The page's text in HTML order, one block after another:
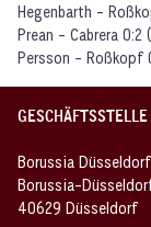
Hegenbarth -
Prean - Cabrera 0:2
Persson - Roßkopf
GESCHÄFTSSTELLE
Borussia Düsseldorf
Borussia-
40629 Düsseldorf